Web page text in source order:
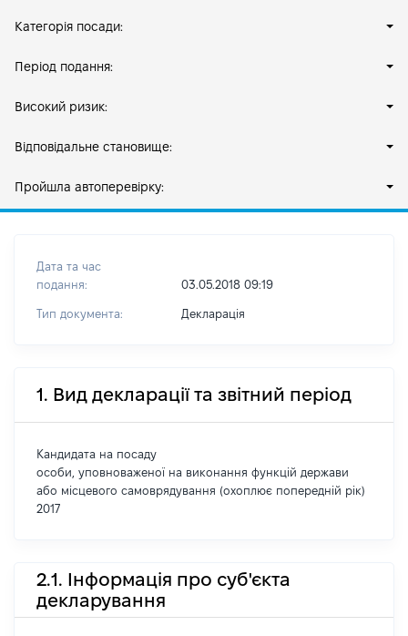
Категорія посади:
Період подання:
Високий ризик:
Відповідальне становище:
Пройшла автоперевірку:
Дата та час
подання:
03.05.2018 09:19
Тип документа: Декларація
1. Вид декларації та звітний період
Кандидата на посаду
особи, уповноваженої на виконання функцій держави
або місцевого самоврядування (охоплює попередній рік)
2017
2.1. Інформація про суб'єкта
декларування